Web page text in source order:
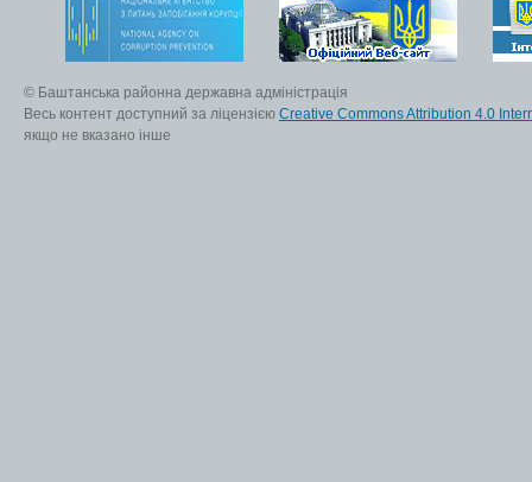
© Баштанська районна державна адміністрація
Весь контент доступний за ліцензією Creative Commons Attribution 4.0
якщо не вказано інше